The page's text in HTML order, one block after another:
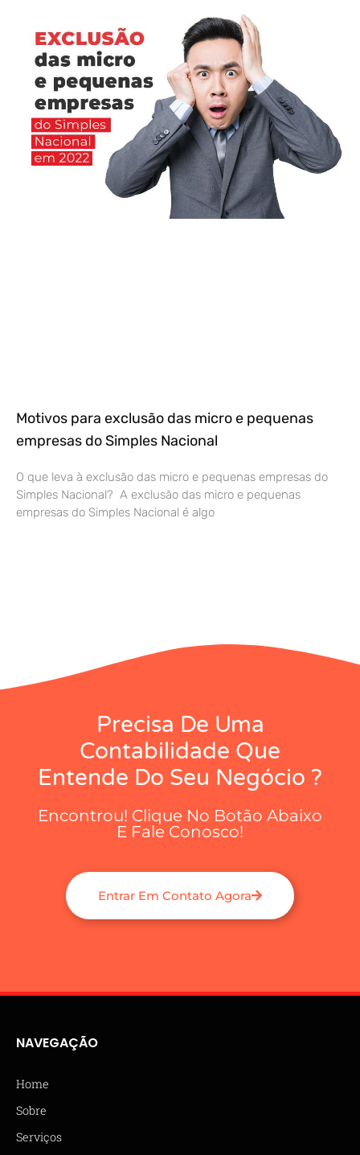
Motivos para exclusão das micro e pequenas
empresas do Simples Nacional
O que leva à exclusão das micro e pequenas empresas do
Simples Nacional? A exclusão das micro e pequenas
empresas do Simples Nacional é algo
Precisa De Uma
Contabilidade Que
Entende Do Seu Negócio ?
Encontrou! Clique No Botão Abaixo
E Fale Conosco!
Entrar Em Contato Agora
NAVEGAÇÃO
Home
Sobre
Serviços